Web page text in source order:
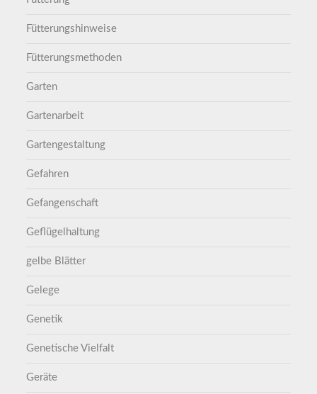
Fütterungshinweise
Fütterungsmethoden
Garten
Gartenarbeit
Gartengestaltung
Gefahren
Gefangenschaft
Geflügelhaltung
gelbe Blätter
Gelege
Genetik
Genetische Vielfalt
Geräte